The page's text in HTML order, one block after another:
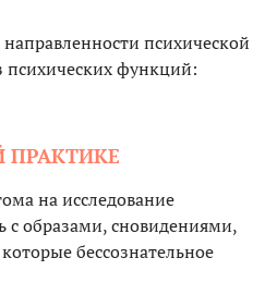
психической
психических функций:
ПРАКТИКЕ
на исследование
с образами, сновидениями,
бессознательное